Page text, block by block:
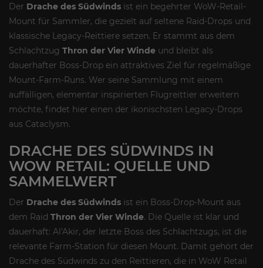
Der Drache des Südwinds ist ein begehrter WoW-Retail-
Mount für Sammler, die gezielt auf seltene Raid-Drops und
klassische Legacy-Reittiere setzen. Er stammt aus dem
Schlachtzug Thron der Vier Winde und bleibt als
dauerhafter Boss-Drop ein attraktives Ziel für regelmäßige
Mount-Farm-Runs. Wer seine Sammlung mit einem
auffälligen, elementar inspirierten Flugreittier erweitern
möchte, findet hier einen der ikonischsten Legacy-Drops
aus Cataclysm.
DRACHE DES SÜDWINDS IN
WOW RETAIL: QUELLE UND
SAMMELWERT
Der Drache des Südwinds ist ein Boss-Drop-Mount aus
dem Raid Thron der Vier Winde. Die Quelle ist klar und
dauerhaft: Al'Akir, der letzte Boss des Schlachtzugs, ist die
relevante Farm-Station für diesen Mount. Damit gehört der
Drache des Südwinds zu den Reittieren, die in WoW Retail